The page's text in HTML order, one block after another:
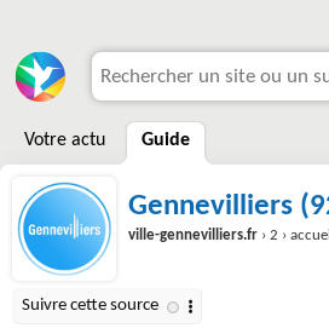
Votre actu Guide
Gennevilliers
ville-gennevilliers.fr › 2 ›